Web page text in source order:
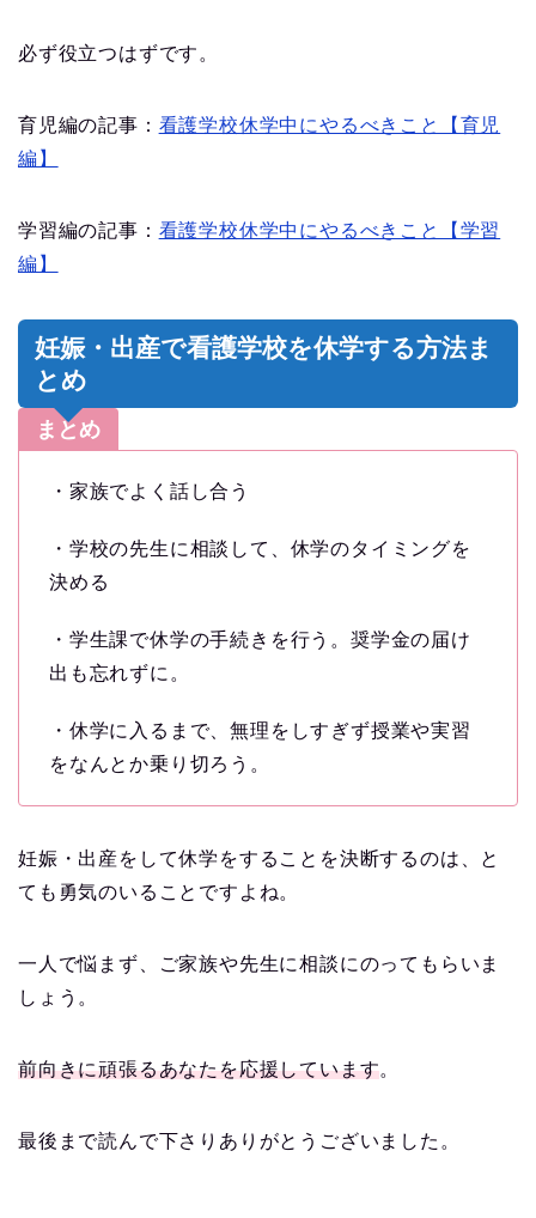
必ず役立つはずです。
育児編の記事： 看護学校休学中にやるべきこと【育児
編】
学習編の記事： 看護学校休学中にやるべきこと【学習
編】
妊娠・出産で看護学校を休学する方法ま
とめ
まとめ
・家族でよく話し合う
・学校の先生に相談して、休学のタイミングを
決める
・学生課で休学の手続きを行う。奨学金の届け
出も忘れずに。
・休学に入るまで、無理をしすぎず授業や実習
をなんとか乗り切ろう。
妊娠・出産をして休学をすることを決断するのは、と
ても勇気のいることですよね。
一人で悩まず、ご家族や先生に相談にのってもらいま
しょう。
前向きに頑張るあなたを応援しています。
最後まで読んで下さりありがとうございました。